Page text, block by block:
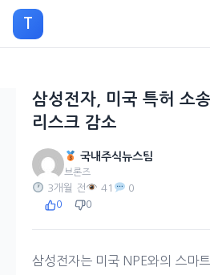
으
T
삼성전자, 미국 특허 소송
리스크 감소
국내주식뉴스팀
브론즈
3개월 전 41 0
0 0
삼성전자는 미국 NPE와의 스마